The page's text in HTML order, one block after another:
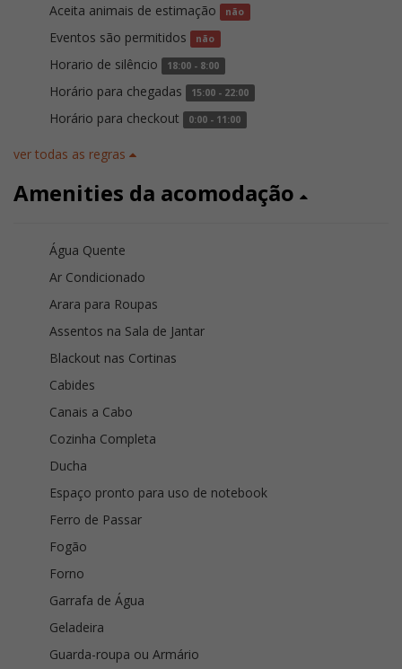
Aceita animais de estimação não
Eventos são permitidos não
Horario de silêncio 18:00 - 8:00
Horário para chegadas 15:00 - 22:00
Horário para checkout 0:00 - 11:00
ver todas as regras
Amenities da acomodação
Água Quente
Ar Condicionado
Arara para Roupas
Assentos na Sala de Jantar
Blackout nas Cortinas
Cabides
Canais a Cabo
Cozinha Completa
Ducha
Espaço pronto para uso de notebook
Ferro de Passar
Fogão
Forno
Garrafa de Água
Geladeira
Guarda-roupa ou Armário